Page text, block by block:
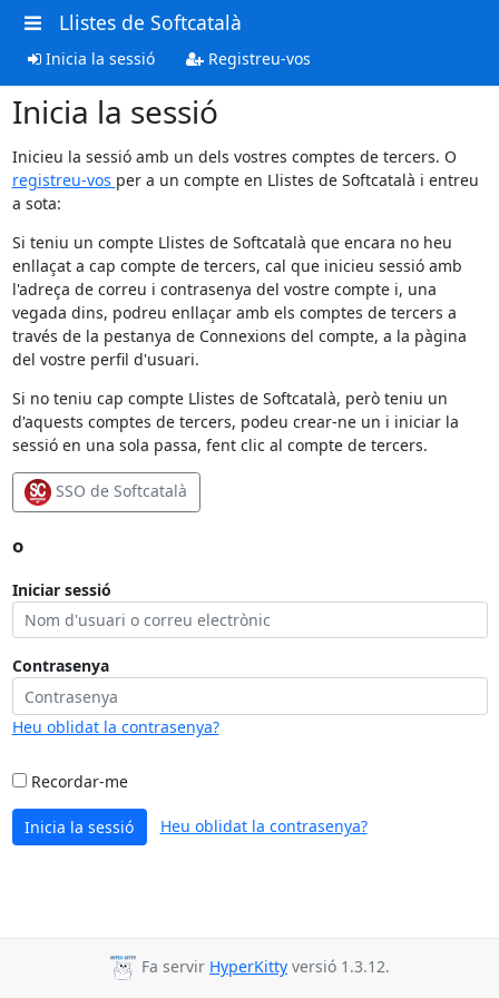
Llistes de Softcatalà
Inicia la sessió Registreu-vos
Inicia la sessió
Inicieu la sessió amb un dels vostres comptes de tercers. O
registreu-vos per a un compte en Llistes de Softcatalà i entreu
a sota:
Si teniu un compte Llistes de Softcatalà que encara no heu
enllaçat a cap compte de tercers, cal que inicieu sessió amb
l'adreça de correu i contrasenya del vostre compte i, una
vegada dins, podreu enllaçar amb els comptes de tercers a
través de la pestanya de Connexions del compte, a la pàgina
del vostre perfil d'usuari.
Si no teniu cap compte Llistes de Softcatalà, però teniu un
d'aquests comptes de tercers, podeu crear-ne un i iniciar la
sessió en una sola passa, fent clic al compte de tercers.
SSO de Softcatalà
o
Iniciar sessió
Contrasenya
Heu oblidat la contrasenya?
Recordar-me
Inicia la sessió Heu oblidat la contrasenya?
Fa servir HyperKitty versió 1.3.12.